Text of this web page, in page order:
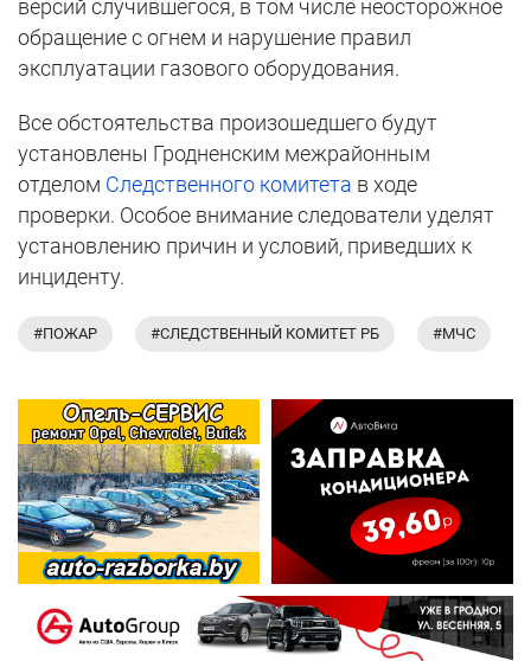
версий случившегося, в том числе неосторожное
обращение с огнем и нарушение правил
эксплуатации газового оборудования.
Все обстоятельства произошедшего будут
установлены Гродненским межрайонным
отделом Следственного комитета в ходе
проверки. Особое внимание следователи уделят
установлению причин и условий, приведших к
инциденту.
#ПОЖАР #СЛЕДСТВЕННЫЙ КОМИТЕТ РБ #МЧС